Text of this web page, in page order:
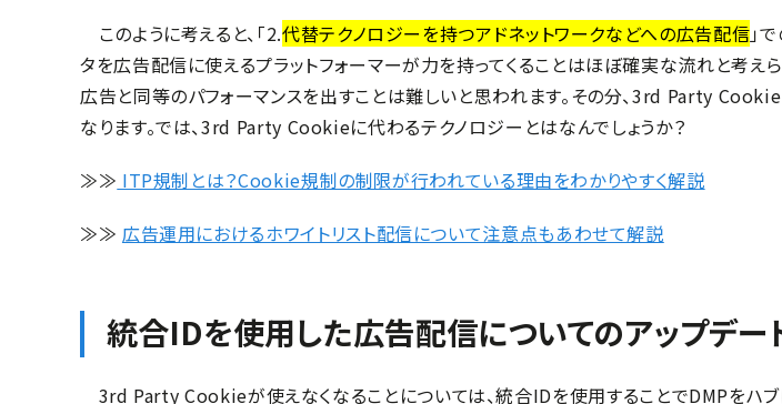
このように考えると、「2.代替テクノロジーを持つアドネットワークなどへの広告配信」
タを広告配信に使えるプラットフォーマーが力を持ってくることはほぼ確実な流れと考
広告と同等のパフォーマンスを出すことは難しいと思われます。その分、3rd Party
なります。では、3rd Party Cookieに代わるテクノロジーとはなんでしょうか？
≫≫ ITP規制とは？Cookie規制の制限が行われている理由をわかりやすく解説
≫≫ 広告運用におけるホワイトリスト配信について注意点もあわせて解説
統合IDを使用した広告配信についてのアップデー
3rd Party Cookieが使えなくなることについては、統合IDを使用することでDMPをハブ